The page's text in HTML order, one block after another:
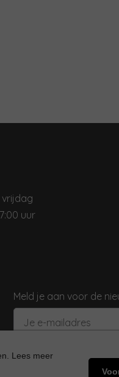
uur
Meld je aan voor de
Lees meer